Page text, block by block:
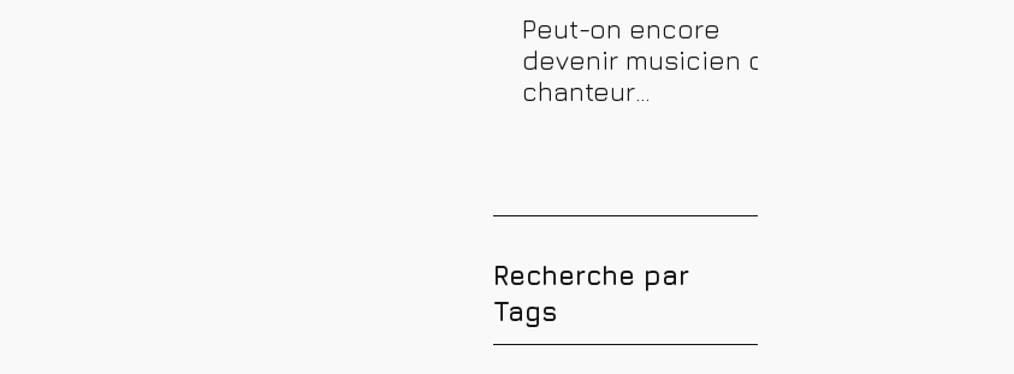
Peut-on encore
devenir musicien ou
chanteur
à éviter
Recherche par
Tags